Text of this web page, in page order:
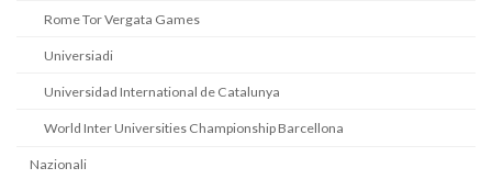
Rome Tor Vergata Games
Universiadi
Universidad International de Catalunya
World Inter Universities Championship Barcellona
Nazionali